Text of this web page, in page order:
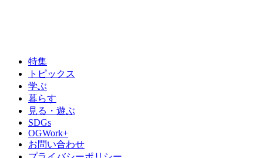
特集
トピックス
学ぶ
暮らす
見る・遊ぶ
SDGs
OGWork+
お問い合わせ